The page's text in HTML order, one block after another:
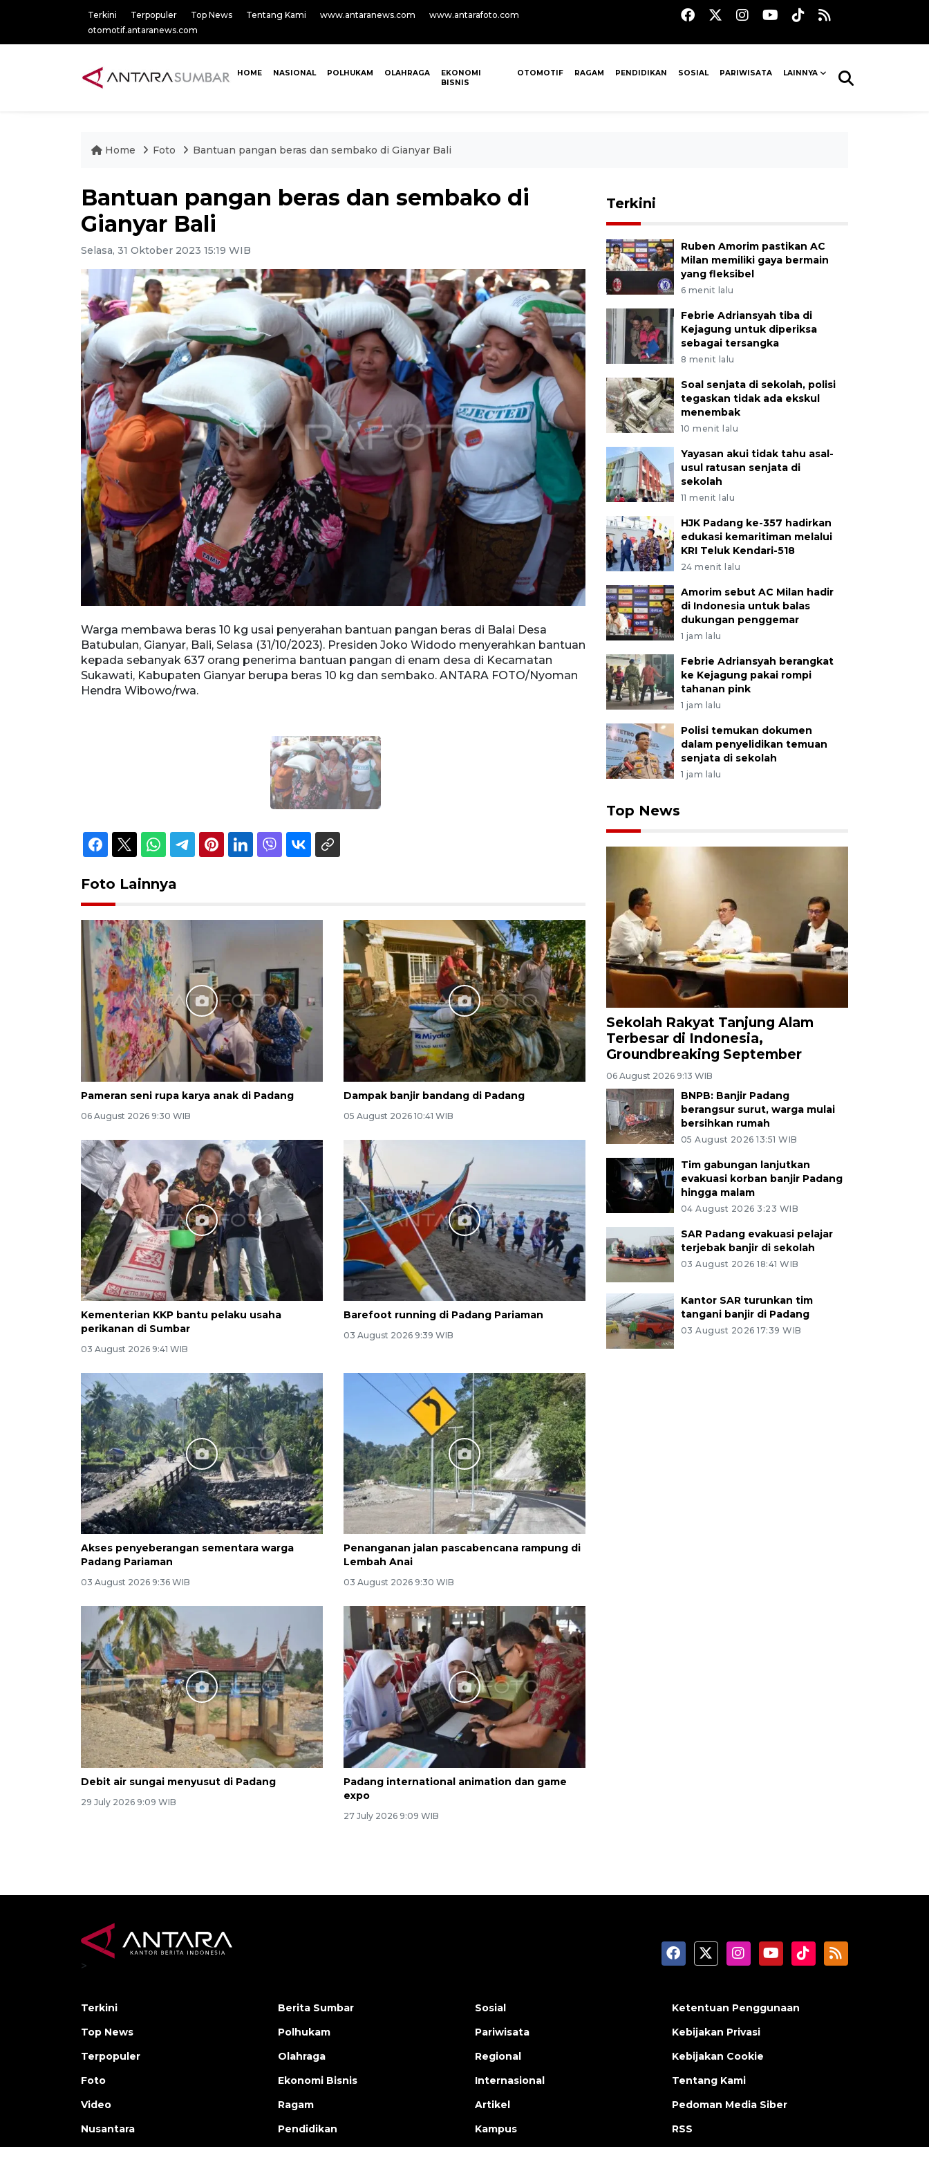
Terkini Terpopuler Top News Tentang Kami www.antaranews.com
www.antarafoto.com
otomotif.antaranews.com
HOME NASIONAL POLHUKAM OLAHRAGA
EKONOMI
BISNIS
OTOMOTIF RAGAM PENDIDIKAN SOSIAL PARIWISATA LAINNYA
Home Foto Bantuan pangan beras dan sembako di Gianyar Bali
Bantuan pangan beras dan sembako di
Gianyar Bali
Selasa, 31 Oktober 2023 15:19 WIB
Warga membawa beras 10 kg usai penyerahan bantuan pangan beras di Balai Desa
Batubulan, Gianyar, Bali, Selasa (31/10/2023). Presiden Joko Widodo menyerahkan bantuan
kepada sebanyak 637 orang penerima bantuan pangan di enam desa di Kecamatan
Sukawati, Kabupaten Gianyar berupa beras 10 kg dan sembako. ANTARA FOTO/Nyoman
Hendra Wibowo/rwa.
Foto Lainnya
Pameran seni rupa karya anak di Padang
06 August 2026 9:30 WIB
Dampak banjir bandang di Padang
05 August 2026 10:41 WIB
Kementerian KKP bantu pelaku usaha
perikanan di Sumbar
03 August 2026 9:41 WIB
Barefoot running di Padang Pariaman
03 August 2026 9:39 WIB
Akses penyeberangan sementara warga
Padang Pariaman
03 August 2026 9:36 WIB
Penanganan jalan pascabencana rampung di
Lembah Anai
03 August 2026 9:30 WIB
Debit air sungai menyusut di Padang
29 July 2026 9:09 WIB
Padang international animation dan game
expo
27 July 2026 9:09 WIB
Terkini
Ruben Amorim pastikan AC
Milan memiliki gaya bermain
yang fleksibel
6 menit lalu
Febrie Adriansyah tiba di
Kejagung untuk diperiksa
sebagai tersangka
8 menit lalu
Soal senjata di sekolah, polisi
tegaskan tidak ada ekskul
menembak
10 menit lalu
Yayasan akui tidak tahu asal-
usul ratusan senjata di
sekolah
11 menit lalu
HJK Padang ke-357 hadirkan
edukasi kemaritiman melalui
KRI Teluk Kendari-518
24 menit lalu
Amorim sebut AC Milan hadir
di Indonesia untuk balas
dukungan penggemar
1 jam lalu
Febrie Adriansyah berangkat
ke Kejagung pakai rompi
tahanan pink
1 jam lalu
Polisi temukan dokumen
dalam penyelidikan temuan
senjata di sekolah
1 jam lalu
Top News
Sekolah Rakyat Tanjung Alam
Terbesar di Indonesia,
Groundbreaking September
06 August 2026 9:13 WIB
BNPB: Banjir Padang
berangsur surut, warga mulai
bersihkan rumah
05 August 2026 13:51 WIB
Tim gabungan lanjutkan
evakuasi korban banjir Padang
hingga malam
04 August 2026 3:23 WIB
SAR Padang evakuasi pelajar
terjebak banjir di sekolah
03 August 2026 18:41 WIB
Kantor SAR turunkan tim
tangani banjir di Padang
03 August 2026 17:39 WIB
>
Terkini
Top News
Terpopuler
Foto
Video
Nusantara
Berita Sumbar
Polhukam
Olahraga
Ekonomi Bisnis
Ragam
Pendidikan
Sosial
Pariwisata
Regional
Internasional
Artikel
Kampus
Ketentuan Penggunaan
Kebijakan Privasi
Kebijakan Cookie
Tentang Kami
Pedoman Media Siber
RSS